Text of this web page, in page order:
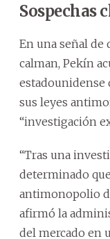
Sospechas
En una señal de
calman, Pekín
estadounidense
sus leyes
“investigación
“Tras una
determinado
antimonopolio
afirmó la
del mercado en